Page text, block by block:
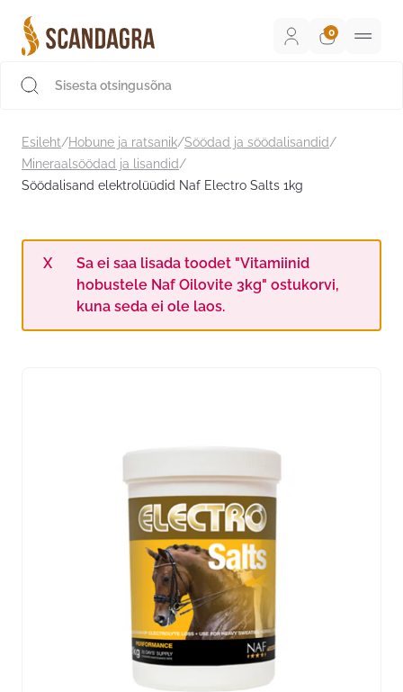
sisu
juurde
Esileht/Hobune ja ratsanik/Söödad ja söödalisandid/
Mineraalsöödad ja lisandid/
Söödalisand elektrolüüdid Naf Electro Salts 1kg
Sa ei saa lisada toodet "Vitamiinid
hobustele Naf Oilovite 3kg" ostukorvi,
kuna seda ei ole laos.